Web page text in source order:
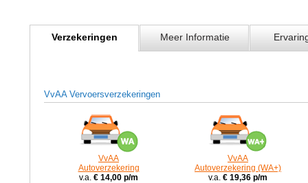
Verzekeringen Meer Informatie
VvAA Vervoersverzekeringen
VvAA
Autoverzekering
v.a. € 14,00 p/m
VvAA
Autoverzekering (WA+)
v.a. € 19,36 p/m